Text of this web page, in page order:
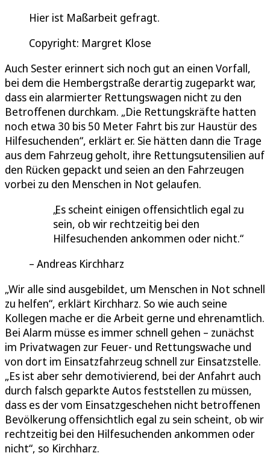
Hier ist Maßarbeit gefragt.
Copyright: Margret Klose
Auch Sester erinnert sich noch gut an einen Vorfall,
bei dem die Hembergstraße derartig zugeparkt war,
dass ein alarmierter Rettungswagen nicht zu den
Betroffenen durchkam. „Die Rettungskräfte hatten
noch etwa 30 bis 50 Meter Fahrt bis zur Haustür des
Hilfesuchenden“, erklärt er. Sie hätten dann die Trage
aus dem Fahrzeug geholt, ihre Rettungsutensilien auf
den Rücken gepackt und seien an den Fahrzeugen
vorbei zu den Menschen in Not gelaufen.
Es scheint einigen offensichtlich egal zu
sein, ob wir rechtzeitig bei den
Hilfesuchenden ankommen oder nicht.
Andreas Kirchharz
„Wir alle sind ausgebildet, um Menschen in Not schnell
zu helfen“, erklärt Kirchharz. So wie auch seine
Kollegen mache er die Arbeit gerne und ehrenamtlich.
Bei Alarm müsse es immer schnell gehen – zunächst
im Privatwagen zur Feuer- und Rettungswache und
von dort im Einsatzfahrzeug schnell zur Einsatzstelle.
„Es ist aber sehr demotivierend, bei der Anfahrt auch
durch falsch geparkte Autos feststellen zu müssen,
dass es der vom Einsatzgeschehen nicht betroffenen
Bevölkerung offensichtlich egal zu sein scheint, ob wir
rechtzeitig bei den Hilfesuchenden ankommen oder
nicht“, so Kirchharz.